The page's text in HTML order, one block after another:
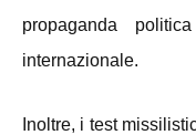
propaganda
internazionale.
Inoltre, i test